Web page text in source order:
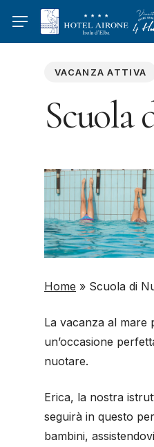
VACANZA ATTIVA
Scuola
Home » Scuola di
La vacanza al mare
un’occasione
nuotare.
Erica, la nostra
seguirà in questo
bambini,